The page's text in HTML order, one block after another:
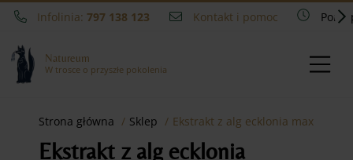
Infolinia:797 138 123 Kontakt i pomoc Pon -
Natureum
W trosce o przyszłe pokolenia
Strona główna Sklep Ekstrakt z alg ecklonia maxima w
Ekstrakt z alg ecklonia